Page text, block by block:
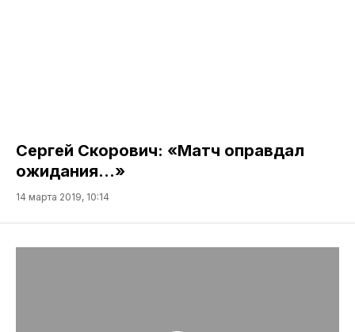
Сергей Скорович: «Матч оправдал
ожидания…»
14 марта 2019, 10:14